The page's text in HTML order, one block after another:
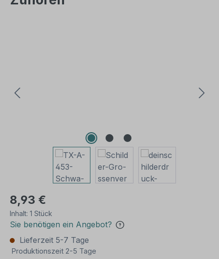
8,93 €
Inhalt: 1 Stück
Sie benötigen ein Angebot?
Lieferzeit 5-7 Tage
Produktionszeit 2-5 Tage